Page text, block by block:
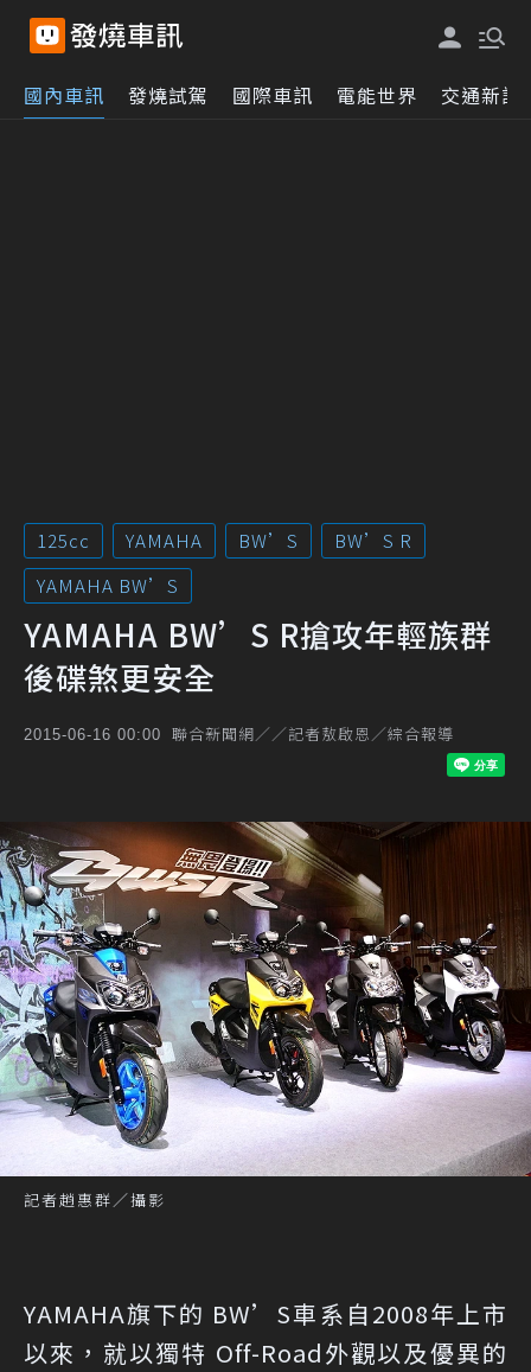
國內車訊 發燒試駕 國際車訊 電能世界 交通新訊
125cc YAMAHA BW’S
BW’S R
YAMAHA BW’S
YAMAHA BW’S R搶攻年輕族群
後碟煞更安全
2015-06-16 00:00 聯合新聞網／／記者敖啟恩／綜合報導
記者趙惠群／攝影
YAMAHA旗下的 BW’S車系自2008年上市
以來，就以獨特 Off-Road外觀以及優異的